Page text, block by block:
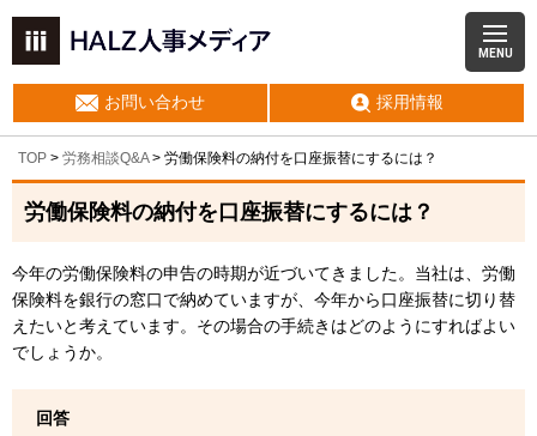
MENU
お問い合わせ 採用情報
TOP > 労務相談Q&A> 労働保険料の納付を口座振替にするには？
労働保険料の納付を口座振替にするには？
今年の労働保険料の申告の時期が近づいてきました。当社は、労働
保険料を銀行の窓口で納めていますが、今年から口座振替に切り替
えたいと考えています。その場合の手続きはどのようにすればよい
でしょうか。
回答